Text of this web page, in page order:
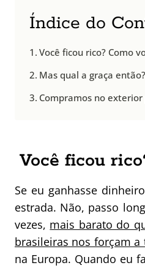
Índice do
Você ficou rico? Como
Mas qual a graça
Compramos no
Você ficou
Se eu ganhasse
estrada. Não, passo
vezes, mais barato do
brasileiras nos forçam a
na Europa. Quando eu